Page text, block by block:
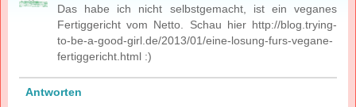
Das habe ich nicht selbstgemacht, ist ein veganes
Fertiggericht vom Netto. Schau hier http://blog.trying-
to-be-a-good-girl.de/2013/01/eine-losung-furs-vegane-
fertiggericht.html :)
Antworten